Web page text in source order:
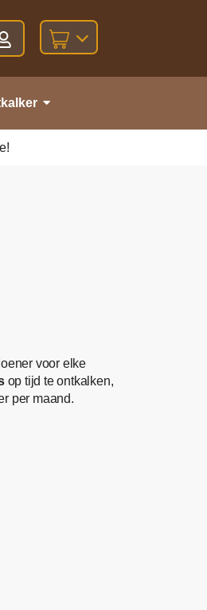
voor elke
op tijd te ontkalken,
per maand.